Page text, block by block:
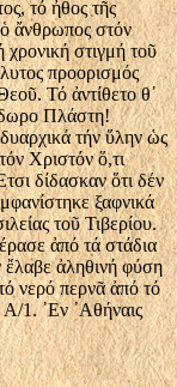
τό ἦθος τῆς
ἄνθρωπος στόν
στιγμή τοῦ
προορισμός
Τό ἀντίθετο θ᾿
Πλάστη!
τήν ὕλην ὡς
Χριστόν ὅ,τι
δίδασκαν ὅτι δέν
ξαφνικά
τοῦ Τιβερίου.
ἀπό τά στάδια
ἔλαβε ἀληθινή φύση
νερό περνᾶ ἀπό τό
1. ᾿Εν ᾿Αθήναις